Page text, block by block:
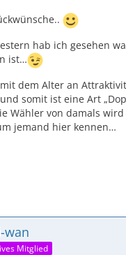
hab ich gesehen
ist…
dem Alter an
somit ist eine Art
Wähler von damals wird
jemand hier kennen…
wan
Mitglied